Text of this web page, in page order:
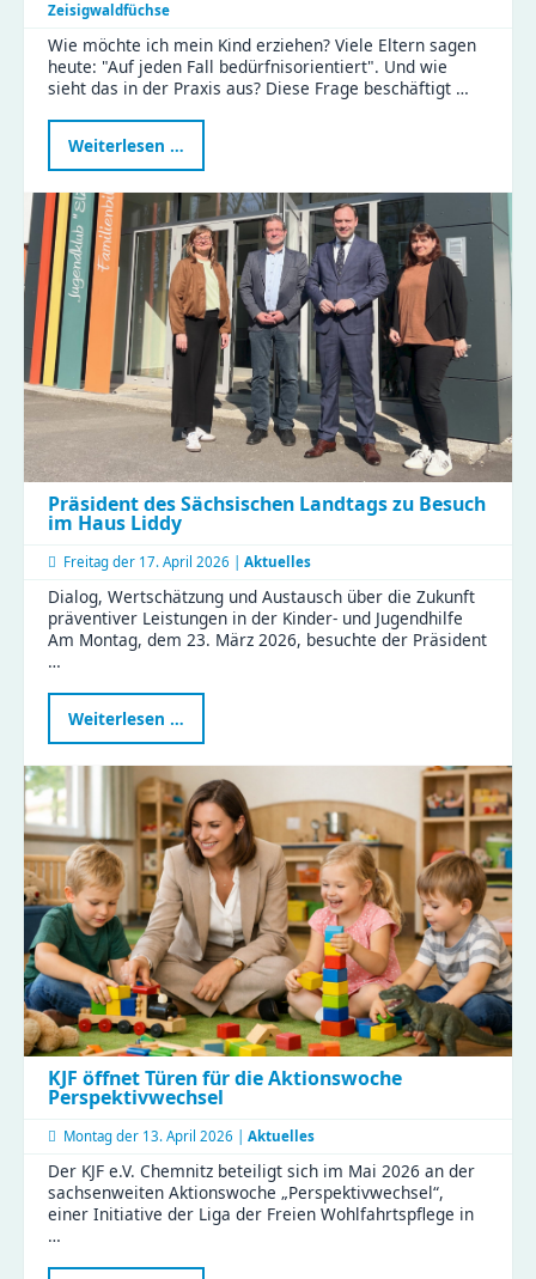
Zeisigwaldfüchse
Wie möchte ich mein Kind erziehen? Viele Eltern sagen
heute: "Auf jeden Fall bedürfnisorientiert". Und wie
sieht das in der Praxis aus? Diese Frage beschäftigt …
Weiterlesen …
Erziehung:
Eltern
tauschten
Tipps
und
Erfahrungen
im
KiFaZ-
Workshop
aus
Präsident des Sächsischen Landtags zu Besuch
im Haus Liddy
Freitag der 17. April 2026 | Aktuelles
Dialog, Wertschätzung und Austausch über die Zukunft
präventiver Leistungen in der Kinder- und Jugendhilfe
Am Montag, dem 23. März 2026, besuchte der Präsident
…
Weiterlesen …
des
Sächsischen
Landtags
zu
Besuch
im
Haus
Liddy
KJF öffnet Türen für die Aktionswoche
Perspektivwechsel
Montag der 13. April 2026 | Aktuelles
Der KJF e.V. Chemnitz beteiligt sich im Mai 2026 an der
sachsenweiten Aktionswoche „Perspektivwechsel“,
einer Initiative der Liga der Freien Wohlfahrtspflege in
…